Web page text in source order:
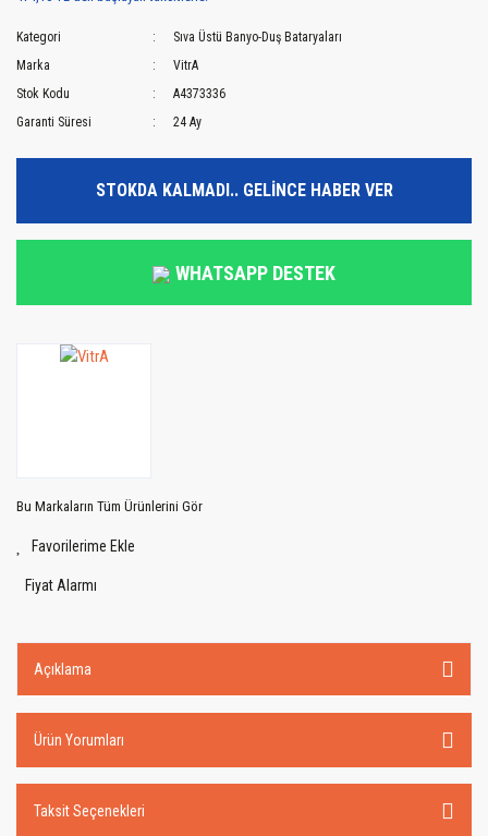
Kategori
Sıva Üstü Banyo-Duş Bataryaları
Marka
VitrA
Stok Kodu
A4373336
Garanti Süresi
24 Ay
STOKDA KALMADI.. GELİNCE HABER VER
WHATSAPP DESTEK
Bu Markaların Tüm Ürünlerini Gör
Fiyat Alarmı
Açıklama
Ürün Yorumları
Taksit Seçenekleri